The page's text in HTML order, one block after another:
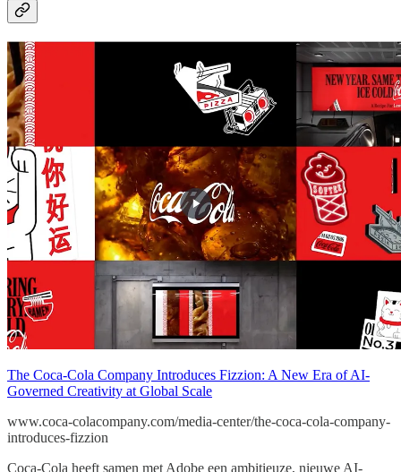
The Coca-Cola Company Introduces Fizzion: A New Era of AI-
Governed Creativity at Global Scale
www.coca-colacompany.com/media-center/the-coca-cola-company-
introduces-fizzion
Coca-Cola heeft samen met Adobe een ambitieuze, nieuwe AI-